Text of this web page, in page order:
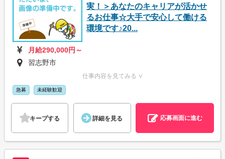
実！＞あなたのキャリアが活かせ
るお仕事☆大手で安心して働ける
環境です♪20...
月給290,000円～
習志野市
仕事内容を見てみる ∨
急募 未経験歓迎
キープする 詳細を見る 応募画面に進む